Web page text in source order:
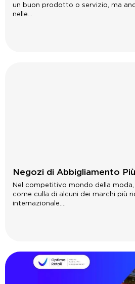
un buon prodotto o servizio, ma
nelle...
Negozi di Abbigliamento
Nel competitivo mondo della moda,
come culla di alcuni dei marchi più
internazionale....